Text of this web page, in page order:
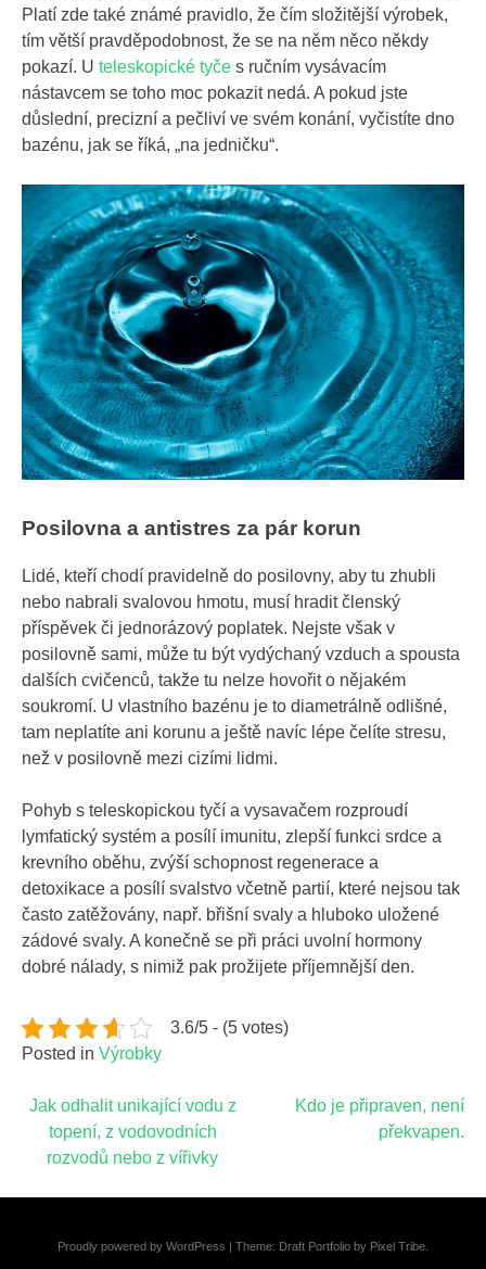
Platí zde také známé pravidlo, že čím složitější výrobek,
tím větší pravděpodobnost, že se na něm něco někdy
pokazí. U teleskopické tyče s ručním vysávacím
nástavcem se toho moc pokazit nedá. A pokud jste
důslední, precizní a pečliví ve svém konání, vyčistíte dno
bazénu, jak se říká, „na jedničku“.
Posilovna a antistres za pár korun
Lidé, kteří chodí pravidelně do posilovny, aby tu zhubli
nebo nabrali svalovou hmotu, musí hradit členský
příspěvek či jednorázový poplatek. Nejste však v
posilovně sami, může tu být vydýchaný vzduch a spousta
dalších cvičenců, takže tu nelze hovořit o nějakém
soukromí. U vlastního bazénu je to diametrálně odlišné,
tam neplatíte ani korunu a ještě navíc lépe čelíte stresu,
než v posilovně mezi cizími lidmi.
Pohyb s teleskopickou tyčí a vysavačem rozproudí
lymfatický systém a posílí imunitu, zlepší funkci srdce a
krevního oběhu, zvýší schopnost regenerace a
detoxikace a posílí svalstvo včetně partií, které nejsou tak
často zatěžovány, např. břišní svaly a hluboko uložené
zádové svaly. A konečně se při práci uvolní hormony
dobré nálady, s nimiž pak prožijete příjemnější den.
3.6/5 - (5 votes)
Posted in Výrobky
Navigace
pro
příspěvek
Jak odhalit unikající vodu z
topení, z vodovodních
rozvodů nebo z vířivky
Kdo je připraven, není
překvapen.
Proudly powered by WordPress Theme: Draft Portfolio by Pixel Tribe.